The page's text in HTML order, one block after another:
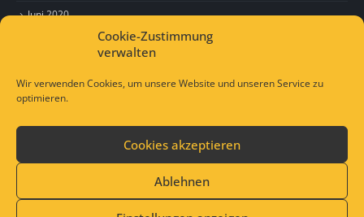
Cookie-Zustimmung
verwalten
Wir verwenden Cookies, um unsere Website und unseren Service zu
optimieren.
Cookies akzeptieren
Ablehnen
Juni 2020
© Copyright 2021. All Rights Reserved.
Lap-Jugendhilfe
Impressum Datenschutzerklärung
Mail an uns